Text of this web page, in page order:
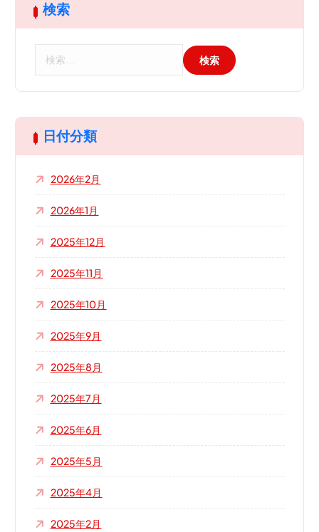
検索
日付分類
2026年2月
2026年1月
2025年12月
2025年11月
2025年10月
2025年9月
2025年8月
2025年7月
2025年6月
2025年5月
2025年4月
2025年2月